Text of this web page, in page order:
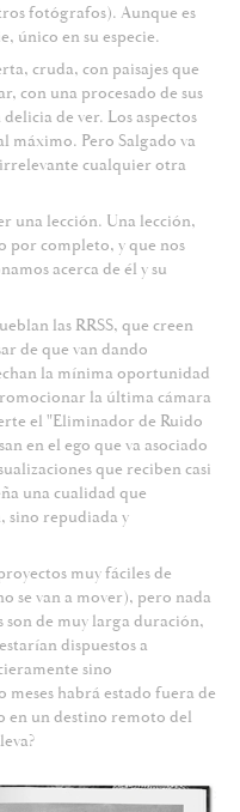
fotógrafos). Aunque es
único en su especie.
cruda, con paisajes que
con una procesado de sus
de ver. Los aspectos
máximo. Pero Salgado va
irrelevante cualquier otra
una lección. Una lección,
por completo, y que nos
acerca de él y su
las RRSS, que creen
de que van dando
la mínima oportunidad
la última cámara
el "Eliminador de Ruido
en el ego que va asociado
que reciben casi
una cualidad que
sino repudiada y
muy fáciles de
se van a mover), pero nada
son de muy larga duración,
dispuestos a
sino
meses habrá estado fuera de
en un destino remoto del